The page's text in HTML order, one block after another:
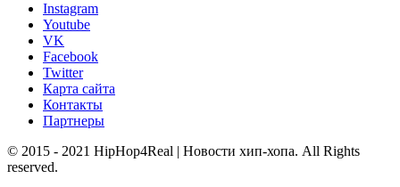
Instagram
Youtube
VK
Facebook
Twitter
Карта сайта
Контакты
Партнеры
© 2015 - 2021 HipHop4Real | Новости хип-хопа. All Rights
reserved.